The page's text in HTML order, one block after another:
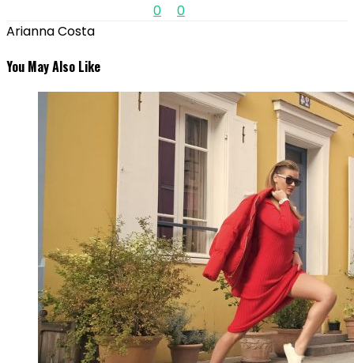
0
0
Arianna Costa
You May Also Like